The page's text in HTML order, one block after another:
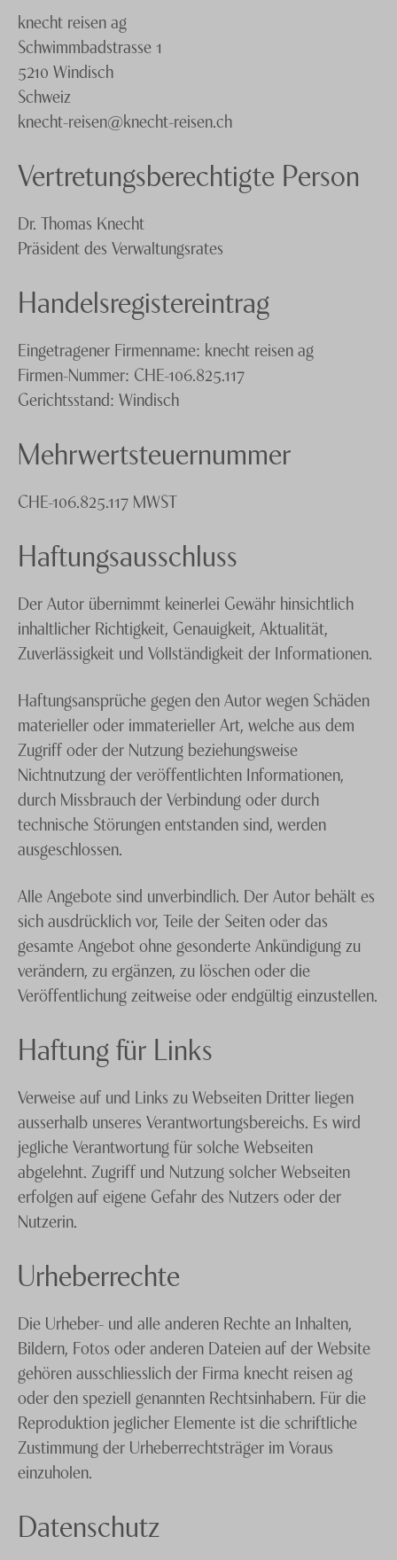
Jobs
knecht reisen ag
Schwimmbadstrasse 1
5210 Windisch
Schweiz
knecht-reisen@knecht-reisen.ch
Vertretungsberechtigte Person
Dr. Thomas Knecht
Präsident des Verwaltungsrates
Handelsregistereintrag
Eingetragener Firmenname: knecht reisen ag
Firmen-Nummer: CHE-106.825.117
Gerichtsstand: Windisch
Mehrwertsteuernummer
CHE-106.825.117 MWST
Haftungsausschluss
Der Autor übernimmt keinerlei Gewähr hinsichtlich
inhaltlicher Richtigkeit, Genauigkeit, Aktualität,
Zuverlässigkeit und Vollständigkeit der Informationen.
Haftungsansprüche gegen den Autor wegen Schäden
materieller oder immaterieller Art, welche aus dem
Zugriff oder der Nutzung beziehungsweise
Nichtnutzung der veröffentlichten Informationen,
durch Missbrauch der Verbindung oder durch
technische Störungen entstanden sind, werden
ausgeschlossen.
Alle Angebote sind unverbindlich. Der Autor behält es
sich ausdrücklich vor, Teile der Seiten oder das
gesamte Angebot ohne gesonderte Ankündigung zu
verändern, zu ergänzen, zu löschen oder die
Veröffentlichung zeitweise oder endgültig einzustellen.
Haftung für Links
Verweise auf und Links zu Webseiten Dritter liegen
ausserhalb unseres Verantwortungsbereichs. Es wird
jegliche Verantwortung für solche Webseiten
abgelehnt. Zugriff und Nutzung solcher Webseiten
erfolgen auf eigene Gefahr des Nutzers oder der
Nutzerin.
Urheberrechte
Die Urheber- und alle anderen Rechte an Inhalten,
Bildern, Fotos oder anderen Dateien auf der Website
gehören ausschliesslich der Firma knecht reisen ag
oder den speziell genannten Rechtsinhabern. Für die
Reproduktion jeglicher Elemente ist die schriftliche
Zustimmung der Urheberrechtsträger im Voraus
einzuholen.
Datenschutz